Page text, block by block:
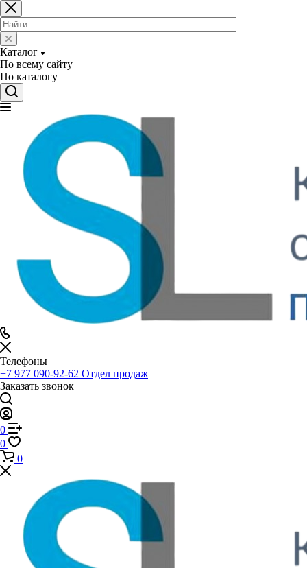
Каталог
По всему сайту
По каталогу
Телефоны
+7 977 090-92-62 Отдел продаж
Заказать звонок
0
0
0